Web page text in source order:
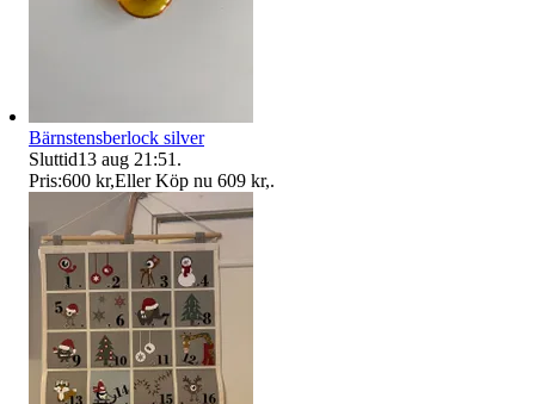
Bärnstensberlock silver
Sluttid13 aug 21:51 .
Pris:600 kr,Eller Köp nu 609 kr,.